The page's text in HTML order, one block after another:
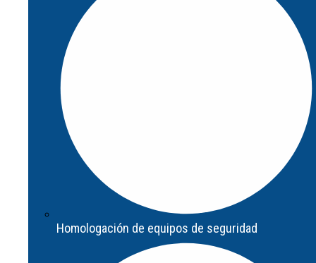
Actualización de sistema de seguridad
Homologación de equipos de seguridad